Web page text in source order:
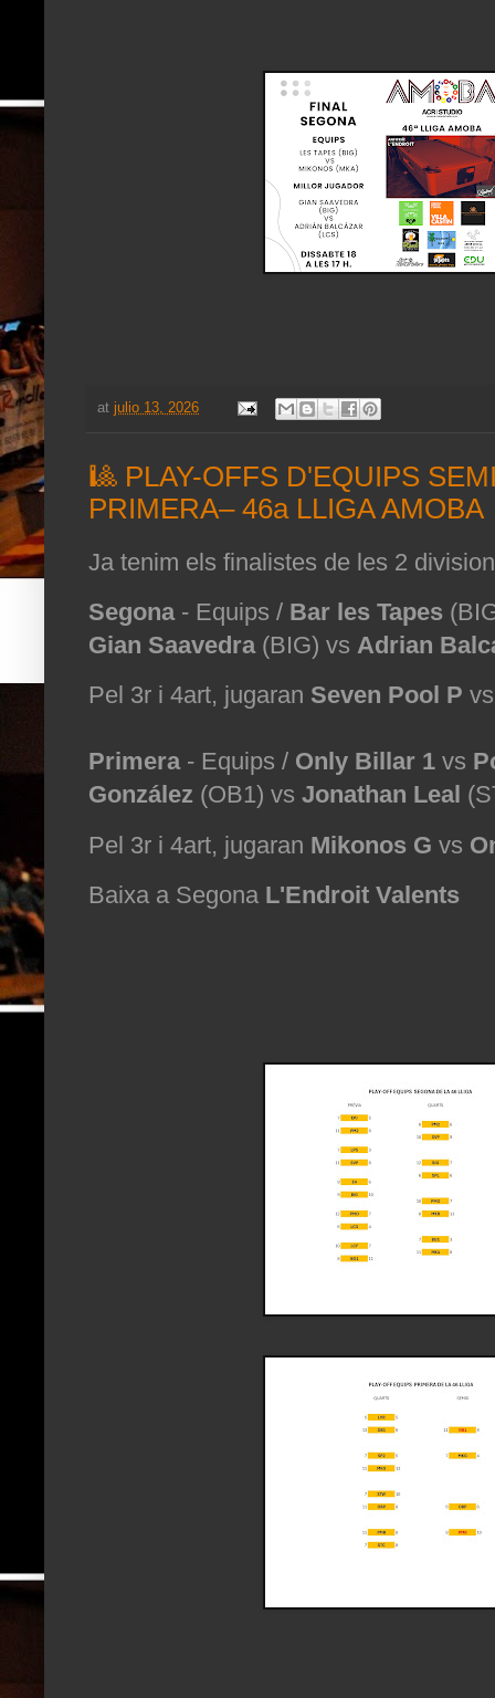
at julio 13, 2026
🎱 PLAY-OFFS D'EQUIPS
PRIMERA– 46a LLIGA AMOBA
Ja tenim els finalistes de les 2
Segona- Equips / Bar les Tapes
Gian Saavedra(BIG) vs Adrian
Pel 3r i 4art, jugaran Seven Pool P
Primera- Equips / Only Billar 1 vs
González (OB1) vs Jonathan Leal
Pel 3r i 4art, jugaran Mikonos G vs
Baixa a Segona L'Endroit Valents